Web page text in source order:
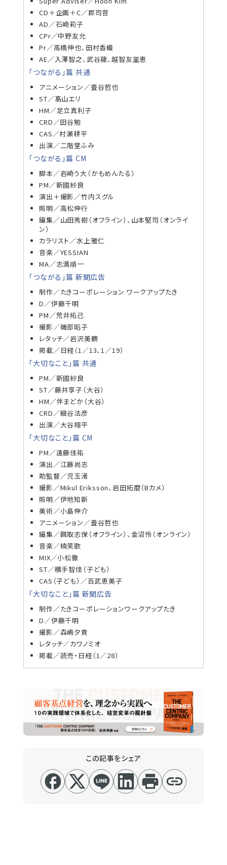
CD＋企画＋C／郡司音
AD／石崎莉子
CPr／中野友允
Pr／高橋伸也、田村香織
AE／入澤智之、武谷龍、越智友里恵
「つながる」篇 共通
アニメーション／畳谷哲也
ST／髙山エリ
HM／足立真利子
CRD／田谷勉
CAS／村瀬耕平
出演／二階堂ふみ
「つながる」篇 CM
脚本／岩崎う大（かもめんたる）
PM／新國紗良
演出＋撮影／竹内スグル
照明／高松伸行
編集／山田秀樹（オフライン）、山本堅司（オンライ
ン）
カラリスト／水上雅仁
音楽／YESSIAN
MA／志満順一
「つながる」篇 新聞広告
制作／たきコーポレーション ワークアップたき
D／伊藤千明
PM／荒井拓己
撮影／磯部昭子
レタッチ／岩沢美鶴
掲載／日経（1／13、1／19）
「大切なこと」篇 共通
PM／新國紗良
ST／藤井享子（大谷）
HM／伴まどか（大谷）
CRD／細谷法彦
出演／大谷翔平
「大切なこと」篇 CM
PM／遠藤佳祐
演出／江藤尚志
助監督／児玉渚
撮影／Mikul Eriksson、岩田拓磨（Bカメ）
照明／伊地知新
美術／小島伸介
アニメーション／畳谷哲也
編集／餌取志保（オフライン）、金沼怜（オンライン）
音楽／楠笑歌
MIX／小松徹
ST／横手智佳（子ども）
CAS（子ども）／百武恵美子
「大切なこと」篇 新聞広告
制作／たきコーポレーションワークアップたき
D／伊藤千明
撮影／森嶋夕貴
レタッチ／カワノミオ
掲載／読売・日経（1／28）
この記事をシェア